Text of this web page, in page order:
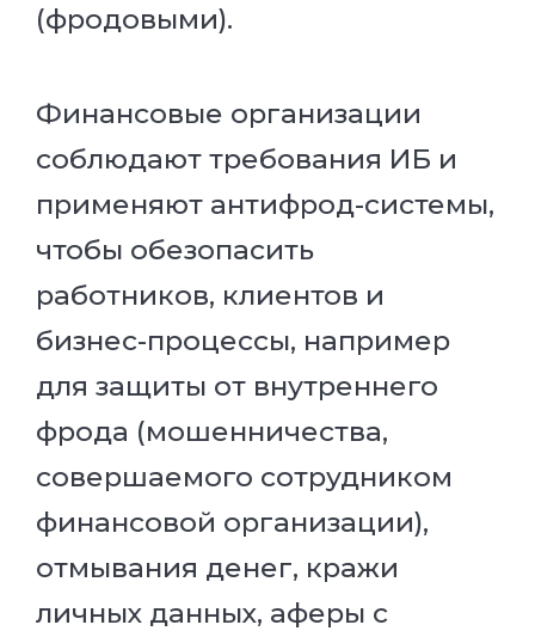
(фродовыми).
Финансовые организации
соблюдают требования ИБ и
применяют антифрод-системы,
чтобы обезопасить
работников, клиентов и
бизнес-процессы, например
для защиты от внутреннего
фрода (мошенничества,
совершаемого сотрудником
финансовой организации),
отмывания денег, кражи
личных данных, аферы с